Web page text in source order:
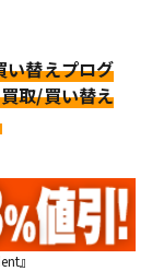
い替えプログ
取/買い替え
』